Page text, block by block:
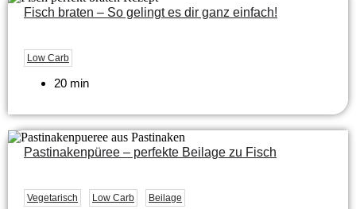
Fisch braten – So gelingt es dir ganz einfach!
Low Carb
20 min
Pastinakenpüree – perfekte Beilage zu Fisch
Vegetarisch Low Carb Beilage